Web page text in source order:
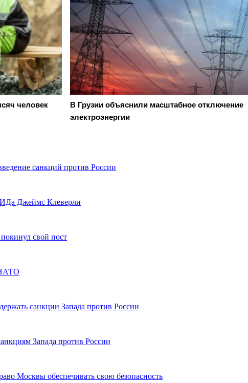
человек
В Грузии объяснили масштабное отключение
электроэнергии
санкций против России
Джеймс Клеверли
свой пост
НАТО
санкции Запада против России
Запада против России
Москвы обеспечивать свою безопасность